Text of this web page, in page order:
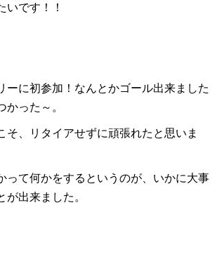
いです！！
ーに初参加！なんとかゴール出来ました
かった～。
そ、リタイアせずに頑張れたと思いま
って何かをするというのが、いかに大事
が出来ました。